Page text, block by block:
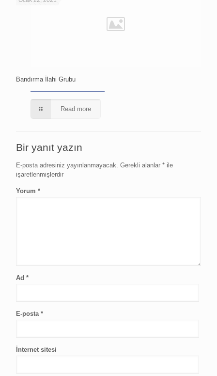
Bandırma İlahi Grubu
Read more
Bir yanıt yazın
E-posta adresiniz yayınlanmayacak. Gerekli alanlar * ile
işaretlenmişlerdir
Yorum *
Ad *
E-posta *
İnternet sitesi